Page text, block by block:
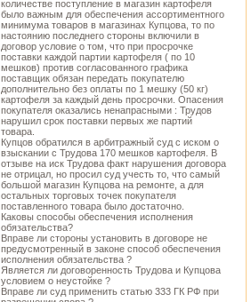
количестве поступление в магазин картофеля
было важным для обеспечения ассортиментного
минимума товаров в магазинах Купцова, то по
настоянию последнего стороны включили в
договор условие о том, что при просрочке
поставки каждой партии картофеля ( по 10
мешков) против согласованного графика
поставщик обязан передать покупателю
дополнительно без оплаты по 1 мешку (50 кг)
картофеля за каждый день просрочки. Опасения
покупателя оказались ненапрасными : Трудов
нарушил срок поставки первых же партий
товара.
Купцов обратился в арбитражный суд с иском о
взыскании с Трудова 170 мешков картофеля. В
отзыве на иск Трудова факт нарушения договора
не отрицал, но просил суд учесть то, что самый
большой магазин Купцова на ремонте, а для
остальных торговых точек покупателя
поставленного товара было достаточно.
Каковы способы обеспечения исполнения
обязательства?
Вправе ли стороны установить в договоре не
предусмотренный в законе способ обеспечения
исполнения обязательства ?
Является ли договоренность Трудова и Купцова
условием о неустойке ?
Вправе ли суд применить статью 333 ГК РФ при